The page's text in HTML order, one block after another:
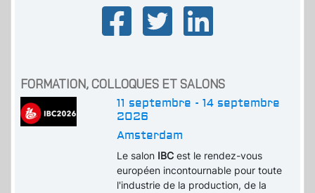
FORMATION, COLLOQUES ET SALONS
11 septembre - 14 septembre
2026
Amsterdam
Le salon IBCest le rendez-vous
européen incontournable pour toute
l'industrie de la production, de la